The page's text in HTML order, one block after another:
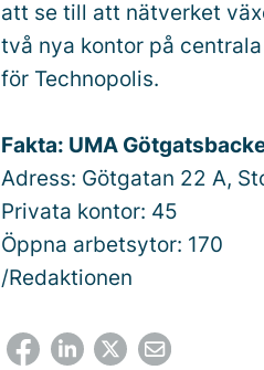
att se till att nätverket
två nya kontor på
för Technopolis.
Fakta: UMA
Adress: Götgatan 22 A,
Privata kontor: 45
Öppna arbetsytor: 170
/Redaktionen